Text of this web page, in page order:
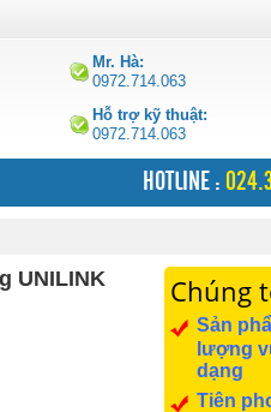
Mr. Hà:
0972.714.063
Hỗ trợ kỹ thuật:
0972.714.063
HOTLINE :
UNILINK
Chúng
Sản
lượng
dạng
Tiên